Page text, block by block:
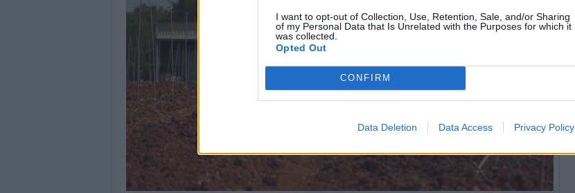
I want to opt-out of Collection, Use, Retention, Sale, and/or Sharing
of my Personal Data that Is Unrelated with the Purposes for which it
was collected.
Opted Out
CONFIRM
Data Deletion Data Access Privacy Policy